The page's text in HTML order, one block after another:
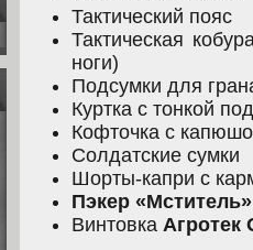
Тактический пояс
Тактическая
ноги)
Подсумки для
Куртка с тонкой
Кофточка с
Солдатские сумки
Шорты-капри с
Пэкер
Винтовка Агротек